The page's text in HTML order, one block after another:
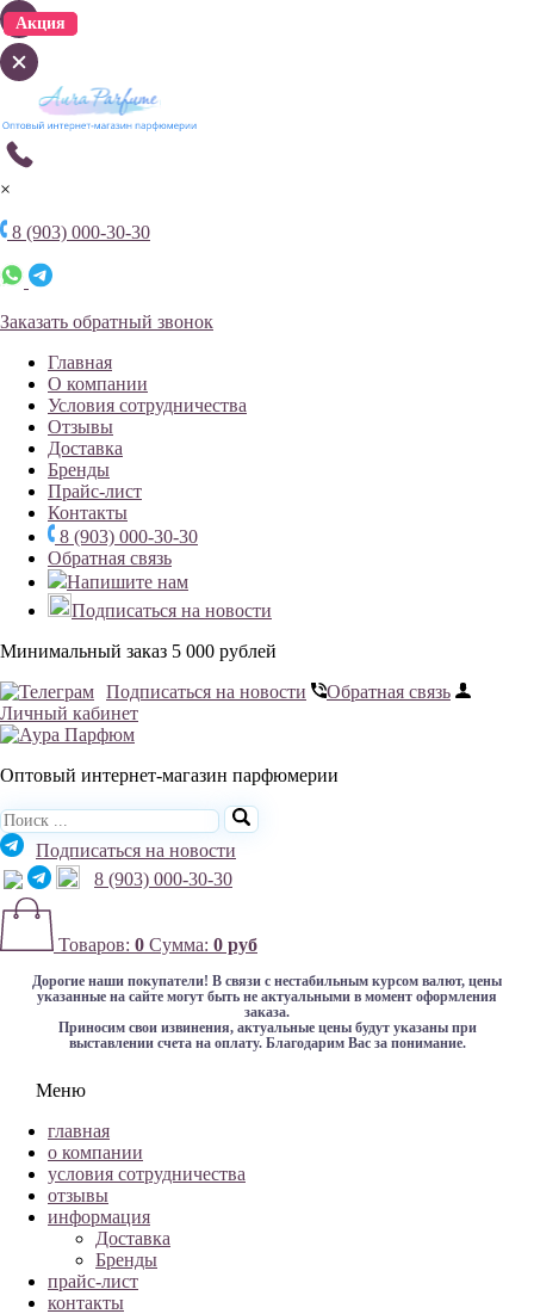
×
8 (903) 000-30-30
Заказать обратный звонок
Главная
О компании
Условия сотрудничества
Отзывы
Доставка
Бренды
Прайс-лист
Контакты
8 (903) 000-30-30
Обратная связь
Напишите нам
Подписаться на новости
Минимальный заказ 5 000 рублей
Подписаться на новости
Обратная связь
Личный кабинет
Оптовый интернет-магазин парфюмерии
Подписаться на новости
8 (903) 000-30-30
Товаров: 0 Сумма: 0 руб
Дорогие наши покупатели! В связи с нестабильным курсом валют, цены
указанные на сайте могут быть не актуальными в момент оформления
заказа.
Приносим свои извинения, актуальные цены будут указаны при
выставлении счета на оплату. Благодарим Вас за понимание.
Меню
главная
о компании
условия сотрудничества
отзывы
информация
Доставка
Бренды
прайс-лист
контакты
Акция
Акция